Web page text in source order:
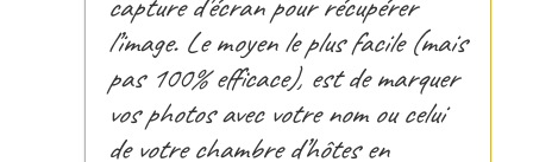
l’image. Le moyen le plus facile (mais
pas 100% efficace), est de marquer
vos photos avec votre nom ou celui
de votre chambre d’hôtes en